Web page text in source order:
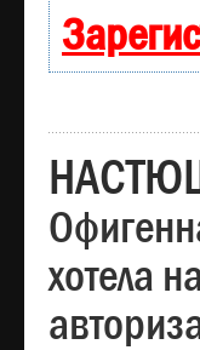
хотела